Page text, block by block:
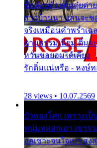
ชื่อต๋อยต้อยตุ้มตุ๋ยต่าย
สาวบ้านนา แสนจะ
จริงเหมือนคำพร่ำเ
ตามธรรมเนียม ติ๋มจ
หวั่นขอยอมได้เคียง
รักติ๋มแน่หรือ - หงษ์ท
28 views • 10.07.2569
บัวทองโศก เพราะเ
หนุ่มหลอกเอา เขาร
ออเซาะจนใจเบา สง